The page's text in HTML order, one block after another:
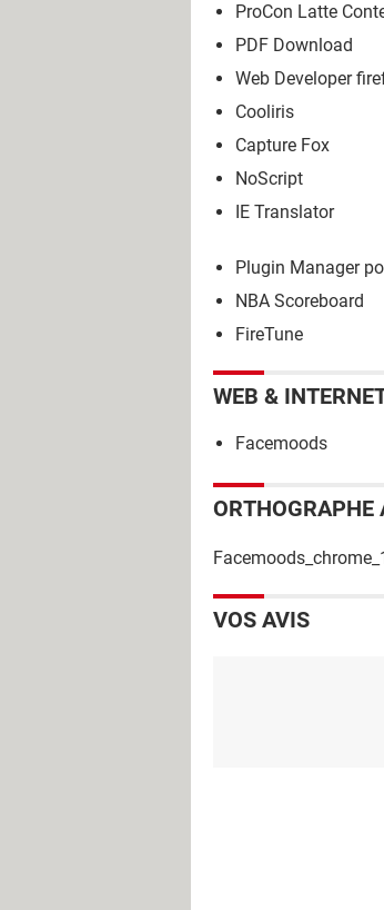
ProCon Latte
PDF Download
Web Developer
Cooliris
Capture Fox
NoScript
IE Translator
Plugin Manager
NBA Scoreboard
FireTune
WEB &
Facemoods
ORTHOGRAPHE
VOS AVIS